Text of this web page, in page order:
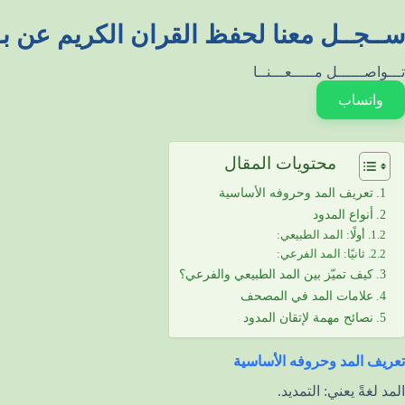
ســجــل معنا لحفظ القران الكريم عن
تـــواصــــــل مـــــعـــنــا
واتساب
محتويات المقال
تعريف المد وحروفه الأساسية
أنواع المدود
أولًا: المد الطبيعي:
ثانيًا: المد الفرعي:
كيف تميّز بين المد الطبيعي والفرعي؟
علامات المد في المصحف
نصائح مهمة لإتقان المدود
تعريف المد وحروفه الأساسية
المد لغةً يعني: التمديد.